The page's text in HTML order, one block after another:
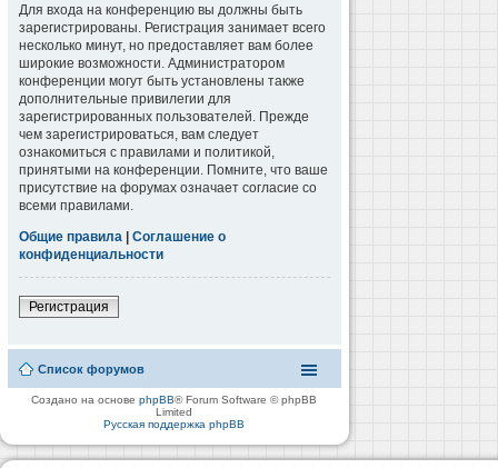
Для входа на конференцию вы должны быть
зарегистрированы. Регистрация занимает всего
несколько минут, но предоставляет вам более
широкие возможности. Администратором
конференции могут быть установлены также
дополнительные привилегии для
зарегистрированных пользователей. Прежде
чем зарегистрироваться, вам следует
ознакомиться с правилами и политикой,
принятыми на конференции. Помните, что ваше
присутствие на форумах означает согласие со
всеми правилами.
Общие правила | Соглашение о
конфиденциальности
Регистрация
Список форумов
Создано на основеphpBB® Forum Software © phpBB
Limited
Русская поддержка phpBB